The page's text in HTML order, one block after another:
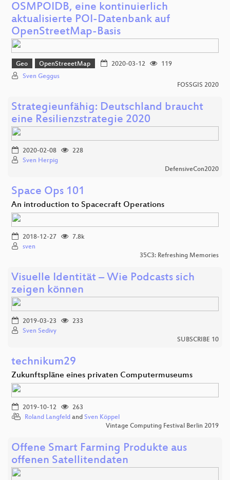
OSMPOIDB, eine kontinuierlich
aktualisierte POI-Datenbank auf
OpenStreetMap-Basis
Geo OpenStreeetMap 2020-03-12
119
Sven Geggus
FOSSGIS 2020
Strategieunfähig: Deutschland braucht
eine Resilienzstrategie 2020
2020-02-08
228
Sven Herpig
DefensiveCon2020
Space Ops 101
An introduction to Spacecraft Operations
2018-12-27
7.8k
sven
35C3: Refreshing Memories
Visuelle Identität – Wie Podcasts sich
zeigen können
2019-03-23
233
Sven Sedivy
SUBSCRIBE 10
technikum29
Zukunftspläne eines privaten Computermuseums
2019-10-12
263
Roland Langfeld and Sven Köppel
Vintage Computing Festival Berlin 2019
Offene Smart Farming Produkte aus
offenen Satellitendaten